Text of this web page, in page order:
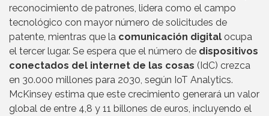
reconocimiento de patrones, lidera como el campo
tecnológico con mayor número de solicitudes de
patente, mientras que la comunicación digital ocupa
el tercer lugar. Se espera que el número de dispositivos
conectados del internet de las cosas (IdC) crezca
en 30.000 millones para 2030, según IoT Analytics.
McKinsey estima que este crecimiento generará un valor
global de entre 4,8 y 11 billones de euros, incluyendo el